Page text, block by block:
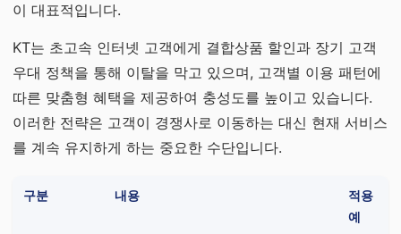
이 대표적입니다.
KT는 초고속 인터넷 고객에게 결합상품 할인과 장기 고객
우대 정책을 통해 이탈을 막고 있으며, 고객별 이용 패턴에
따른 맞춤형 혜택을 제공하여 충성도를 높이고 있습니다.
이러한 전략은 고객이 경쟁사로 이동하는 대신 현재 서비스
를 계속 유지하게 하는 중요한 수단입니다.
구분 내용
적용
예